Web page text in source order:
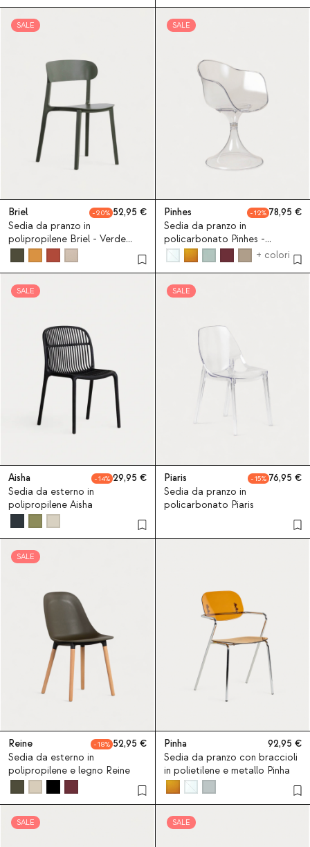
SALE
Briel 20
52,95
Sedia da pranzo in
polipropilene Briel - Verde
Nori
SALE
Pinhes 12
78,95
Sedia da pranzo in
policarbonato Pinhes -
Transparente
+ colori
SALE
Aisha 14
29,95
Sedia da esterno in
polipropilene Aisha
SALE
Piaris 15
76,95
Sedia da pranzo in
policarbonato Piaris
SALE
Reine 18
52,95
Sedia da esterno in
polipropilene e legno Reine
Pinha
92,95
Sedia da pranzo con braccioli
in polietilene e metallo Pinha
SALE SALE